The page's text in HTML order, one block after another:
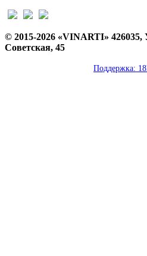
© 2015-2026 «VINARTI» 426035,
Советская, 45
Поддержка: